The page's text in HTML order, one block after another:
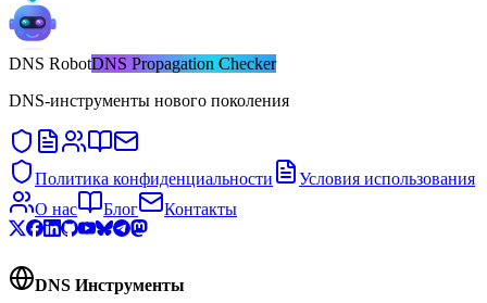
DNS RobotDNS Propagation Checker
DNS-инструменты нового поколения
Политика конфиденциальности
Условия использования
О нас
Блог Контакты
DNS Инструменты